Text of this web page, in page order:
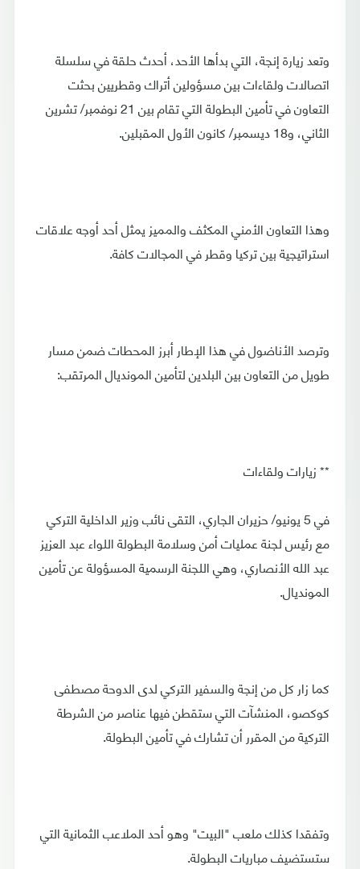
وتعد زيارة إنجة، التي بدأها الأحد، أحدث حلقة في سلسلة
اتصالات ولقاءات بين مسؤولين أتراك وقطريين بحثت
التعاون في تأمين البطولة التي تقام بين 21 نوفمبر/ تشرين
الثاني، و18 ديسمبر/ كانون الأول المقبلين.
وهذا التعاون الأمني المكثف والمميز يمثل أحد أوجه علاقات
استراتيجية بين تركيا وقطر في المجالات كافة.
وترصد الأناضول في هذا الإطار أبرز المحطات ضمن مسار
طويل من التعاون بين البلدين لتأمين المونديال المرتقب:
** زيارات ولقاءات
في 5 يونيو/ حزيران الجاري، التقى نائب وزير الداخلية التركي
مع رئيس لجنة عمليات أمن وسلامة البطولة اللواء عبد العزيز
عبد الله الأنصاري، وهي اللجنة الرسمية المسؤولة عن تأمين
المونديال.
كما زار كل من إنجة والسفير التركي لدى الدوحة مصطفى
كوكصو، المنشآت التي ستقطن فيها عناصر من الشرطة
التركية من المقرر أن تشارك في تأمين البطولة.
وتفقدا كذلك ملعب "البيت" وهو أحد الملاعب الثمانية التي
ستستضيف مباريات البطولة.